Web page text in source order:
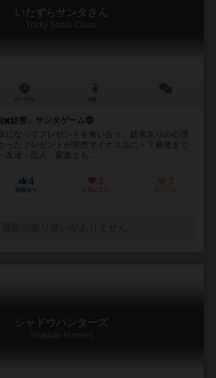
いたずらサンタさん
Tricky Santa Claus
✖️妨害」サンタゲーム🤶
になってプレゼントを奪い合う、妨害ありの心理
ったプレゼントが突然マイナス点に！？最後まで
友達・恋人・家族とも...
4
経験あり
3
お気に入り
3
持ってる
シャドウハンターズ
Shadow Hunters